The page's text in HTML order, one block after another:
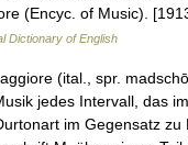
(Encyc. of Music).
Dictionary of English
(ital., spr.
jedes Intervall, das
im Gegensatz zu